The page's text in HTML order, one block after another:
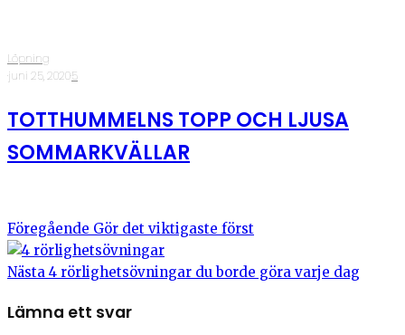
Löpning
·juni 25, 2020·5
TOTTHUMMELNS TOPP OCH LJUSA
SOMMARKVÄLLAR
Föregående Gör det viktigaste först
Nästa 4 rörlighetsövningar du borde göra varje dag
Lämna ett svar